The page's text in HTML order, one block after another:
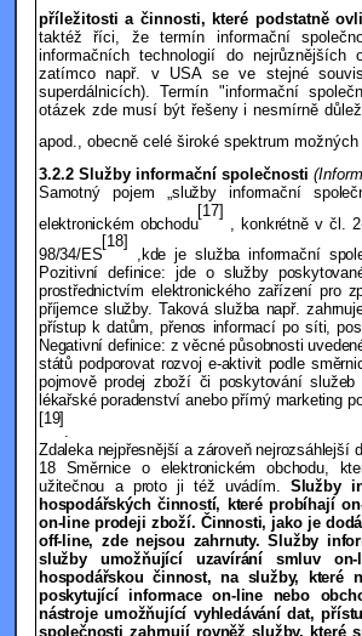
příležitosti a činnosti, které podstatně
taktéž říci, že termín informační
informačních technologií do
zatímco např. v USA se ve stejné
superdálnicích). Termín "informační
otázek zde musí být řešeny i nesmírně
apod., obecně celé široké spektrum
3.2.2 Služby informační společnosti
Samotný pojem „služby informační
elektronickém obchodu
[17]
, konkrétně v čl.
98/34/ES
[18]
,kde je služba informační
Pozitivní definice: jde o služby
prostřednictvím elektronického zařízení pro
příjemce služby. Taková služba např.
přístup k datům, přenos informací po síti,
Negativní definice: z věcné působnosti
států podporovat rozvoj e-aktivit podle
pojmově prodej zboží či poskytování
lékařské poradenství anebo přímý marketing
[19]
.
Zdaleka nejpřesnější a zároveň
18 Směrnice o elektronickém obchodu,
užitečnou a proto ji též uvádím. Služby
hospodářských činností, které probíhají
on-line prodeji zboží. Činnosti, jako je
off-line, zde nejsou zahrnuty. Služby
služby umožňující uzavírání smluv
hospodářskou činnost, na služby,
poskytující informace on-line nebo
nástroje umožňující vyhledávání dat,
společnosti zahrnují rovněž služby, které